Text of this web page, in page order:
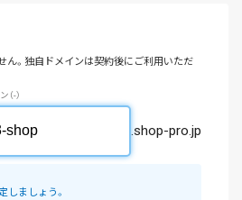
ん。独自ドメインは契約後にご利用いただ
-）
.shop-pro.jp
しましょう。